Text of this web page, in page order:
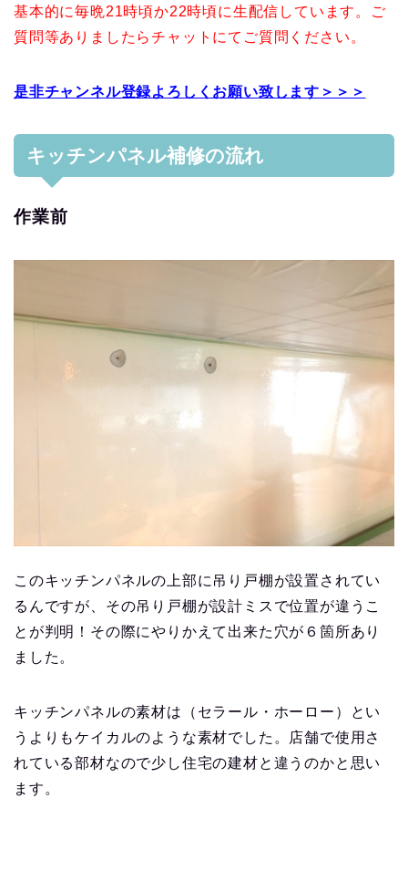
基本的に毎晩21時頃か22時頃に生配信しています。ご
質問等ありましたらチャットにてご質問ください。
是非チャンネル登録よろしくお願い致します＞＞＞
キッチンパネル補修の流れ
作業前
このキッチンパネルの上部に吊り戸棚が設置されてい
るんですが、その吊り戸棚が設計ミスで位置が違うこ
とが判明！その際にやりかえて出来た穴が６箇所あり
ました。
キッチンパネルの素材は（セラール・ホーロー）とい
うよりもケイカルのような素材でした。店舗で使用さ
れている部材なので少し住宅の建材と違うのかと思い
ます。